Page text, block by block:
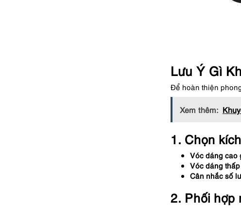
Lưu Ý Gì
Để hoàn thiện
Xem thêm:
1. Chọn
Vóc dáng cao
Vóc dáng
Cân nhắc số
2. Phối hợp